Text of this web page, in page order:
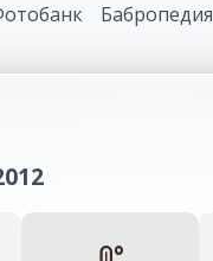
Бабропедия